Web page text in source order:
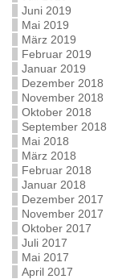
Juni 2019
Mai 2019
März 2019
Februar 2019
Januar 2019
Dezember 2018
November 2018
Oktober 2018
September 2018
Mai 2018
März 2018
Februar 2018
Januar 2018
Dezember 2017
November 2017
Oktober 2017
Juli 2017
Mai 2017
April 2017